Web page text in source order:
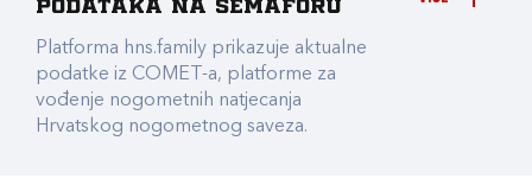
podataka na Semaforu
Platforma hns.family prikazuje aktualne
podatke iz COMET-a, platforme za
vođenje nogometnih natjecanja
Hrvatskog nogometnog saveza.